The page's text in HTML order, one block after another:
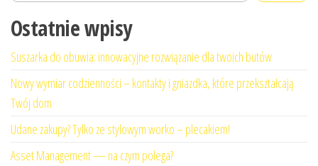
Ostatnie wpisy
Suszarka do obuwia: innowacyjne rozwiązanie dla twoich butów
Nowy wymiar codzienności – kontakty i gniazdka, które przekształcają
Twój dom
Udane zakupy? Tylko ze stylowym worko – plecakiem!
Asset Management — na czym polega?